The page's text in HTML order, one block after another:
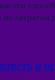
эти
затратам
И